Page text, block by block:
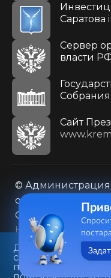
Саратова
Сервер
власти
Cайт
©
образования
Саратов»
Контакты
Карта
Политика в
персональных
410031, г.
Данный веб-сайт
cookie-файлы в
предоставления